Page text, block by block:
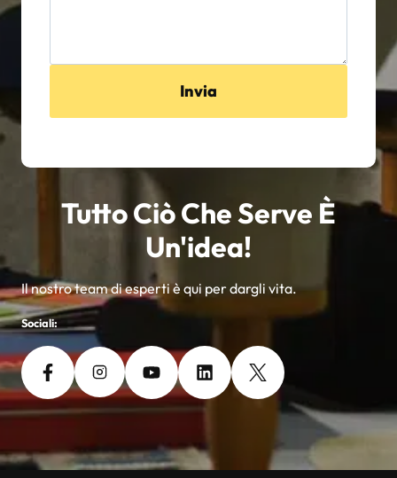
Invia
Tutto Ciò Che Serve È
Un'idea!
Il nostro team di esperti è qui per dargli vita.
Sociali: